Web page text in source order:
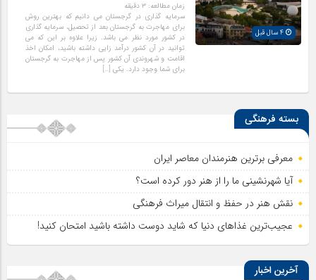
زمان مطالعه:۳ دقیقه
سرمایه گذاری در گرجستان می دانیم که بهترین روش
برای مهاجرت به گرجستان بعد از تحصیل، سرمایه گذاری
در کشور مورد نظر می باشد. زیرا علاوه بر این که می
توانید در آن کشور درآمد زایی داشته باشید، امکان اخذ
اقامت و شهروندی آن کشور پس از مهاجرت به گرجستان
برای شما وجود دارد. یکی […]
بسته فرهنگی
معرفی برترین هنرمندان معاصر ایران
آیا شهرنشینی ما را از هنر دور کرده است؟
نقش هنر در حفظ و انتقال میراث فرهنگی
عجیب‌ترین غذاهای دنیا که شاید دوست داشته باشید امتحان کنید!
آخرین اخبار